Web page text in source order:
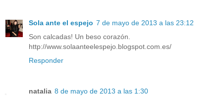
Sola ante el espejo 7 de mayo de 2013 a las 23:12
Son calcadas! Un beso corazón.
http://www.solaanteelespejo.blogspot.com.es/
Responder
natalia 8 de mayo de 2013 a las 1:30